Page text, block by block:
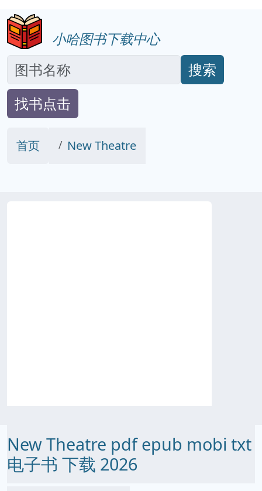
小哈图书下载中心
搜索
找书点击
首页 New Theatre
New Theatre pdf epub mobi txt
电子书 下载 2026